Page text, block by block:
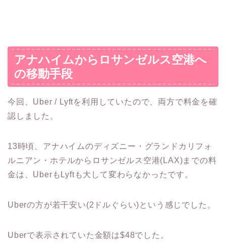
アナハイムからロサンゼルス空港へ
の移動手段
今回、Uber / Lyftを利用していたので、両方で料金を確
認しました。
13時頃、アナハイムのディズニー・グランドカリフォ
ルニアン・ホテルからロサンゼルス空港(LAX)までの料
金は、UberもLyftも大して変わらなかったです。
Uberの方が若干安い(2ドルぐらい)という感じでした。
Uberで表示されていた金額は$48でした。